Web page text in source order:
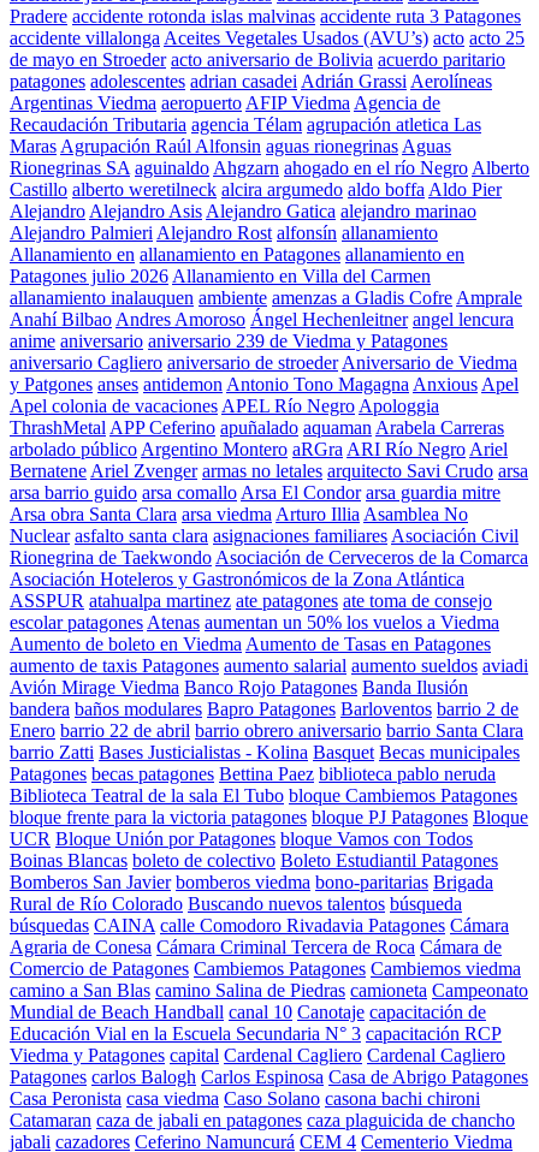
Pradere accidente rotonda islas malvinas accidente ruta 3 Patagones
accidente villalonga Aceites Vegetales Usados (AVU’s) acto acto 25
de mayo en Stroeder acto aniversario de Bolivia acuerdo paritario
patagones adolescentes adrian casadei Adrián Grassi Aerolíneas
Argentinas Viedma aeropuerto AFIP Viedma Agencia de
Recaudación Tributaria agencia Télam agrupación atletica Las
Maras Agrupación Raúl Alfonsin aguas rionegrinas Aguas
Rionegrinas SA aguinaldo Ahgzarn ahogado en el río Negro Alberto
Castillo alberto weretilneck alcira argumedo aldo boffa Aldo Pier
Alejandro Alejandro Asis Alejandro Gatica alejandro marinao
Alejandro Palmieri Alejandro Rost alfonsín allanamiento
Allanamiento en allanamiento en Patagones allanamiento en
Patagones julio 2026 Allanamiento en Villa del Carmen
allanamiento inalauquen ambiente amenzas a Gladis Cofre Amprale
Anahí Bilbao Andres Amoroso Ángel Hechenleitner angel lencura
anime aniversario aniversario 239 de Viedma y Patagones
aniversario Cagliero aniversario de stroeder Aniversario de Viedma
y Patgones anses antidemon Antonio Tono Magagna Anxious Apel
Apel colonia de vacaciones APEL Río Negro Apologgia
ThrashMetal APP Ceferino apuñalado aquaman Arabela Carreras
arbolado público Argentino Montero aRGra ARI Río Negro Ariel
Bernatene Ariel Zvenger armas no letales arquitecto Savi Crudo arsa
arsa barrio guido arsa comallo Arsa El Condor arsa guardia mitre
Arsa obra Santa Clara arsa viedma Arturo Illia Asamblea No
Nuclear asfalto santa clara asignaciones familiares Asociación Civil
Rionegrina de Taekwondo Asociación de Cerveceros de la Comarca
Asociación Hoteleros y Gastronómicos de la Zona Atlántica
ASSPUR atahualpa martinez ate patagones ate toma de consejo
escolar patagones Atenas aumentan un 50% los vuelos a Viedma
Aumento de boleto en Viedma Aumento de Tasas en Patagones
aumento de taxis Patagones aumento salarial aumento sueldos aviadi
Avión Mirage Viedma Banco Rojo Patagones Banda Ilusión
bandera baños modulares Bapro Patagones Barloventos barrio 2 de
Enero barrio 22 de abril barrio obrero aniversario barrio Santa Clara
barrio Zatti Bases Justicialistas - Kolina Basquet Becas municipales
Patagones becas patagones Bettina Paez biblioteca pablo neruda
Biblioteca Teatral de la sala El Tubo bloque Cambiemos Patagones
bloque frente para la victoria patagones bloque PJ Patagones Bloque
UCR Bloque Unión por Patagones bloque Vamos con Todos
Boinas Blancas boleto de colectivo Boleto Estudiantil Patagones
Bomberos San Javier bomberos viedma bono-paritarias Brigada
Rural de Río Colorado Buscando nuevos talentos búsqueda
búsquedas CAINA calle Comodoro Rivadavia Patagones Cámara
Agraria de Conesa Cámara Criminal Tercera de Roca Cámara de
Comercio de Patagones Cambiemos Patagones Cambiemos viedma
camino a San Blas camino Salina de Piedras camioneta Campeonato
Mundial de Beach Handball canal 10 Canotaje capacitación de
Educación Vial en la Escuela Secundaria N° 3 capacitación RCP
Viedma y Patagones capital Cardenal Cagliero Cardenal Cagliero
Patagones carlos Balogh Carlos Espinosa Casa de Abrigo Patagones
Casa Peronista casa viedma Caso Solano casona bachi chironi
Catamaran caza de jabali en patagones caza plaguicida de chancho
jabali cazadores Ceferino Namuncurá CEM 4 Cementerio Viedma